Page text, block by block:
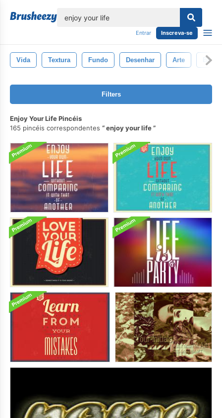
Entrar Inscreva-se
Vida Textura Fundo Desenhar Arte
Filters
Enjoy Your Life Pincéis
165 pincéis correspondentes
enjoy your life